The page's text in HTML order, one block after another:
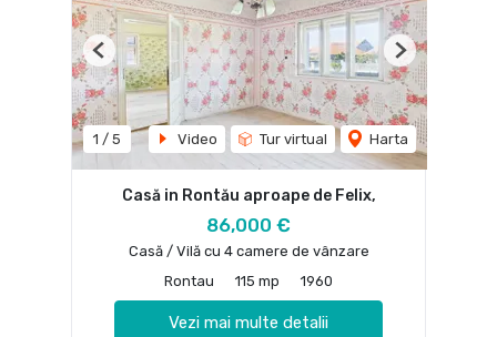
1 / 5 Video Tur virtual Harta
Previous Next
Casă in Rontău aproape de Felix,
86,000 €
Casă / Vilă cu 4 camere de vânzare
Rontau
115 mp 1960
Vezi mai multe detalii